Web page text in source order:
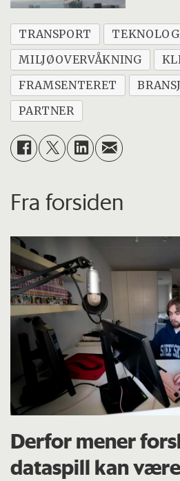
TRANSPORT
MILJØOVERVÅKNING
FRAMSENTERET
PARTNER
Fra forsiden
Derfor mener
dataspill kan